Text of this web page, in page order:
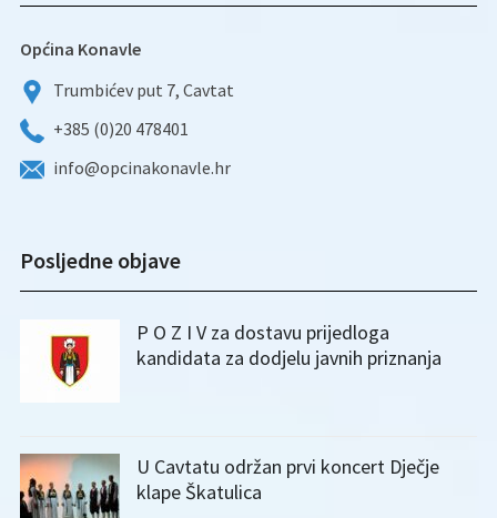
Općina Konavle
Trumbićev put 7, Cavtat
+385 (0)20 478401
info@opcinakonavle.hr
Posljedne objave
P O Z I V za dostavu prijedloga
kandidata za dodjelu javnih priznanja
U Cavtatu održan prvi koncert Dječje
klape Škatulica